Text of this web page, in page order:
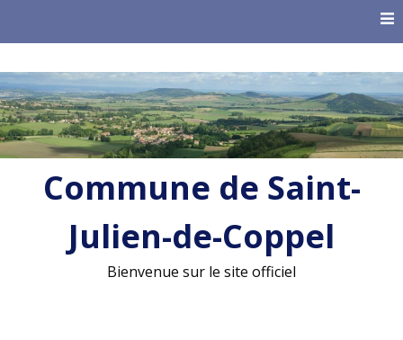
Commune de Saint-
Julien-de-Coppel
Bienvenue sur le site officiel